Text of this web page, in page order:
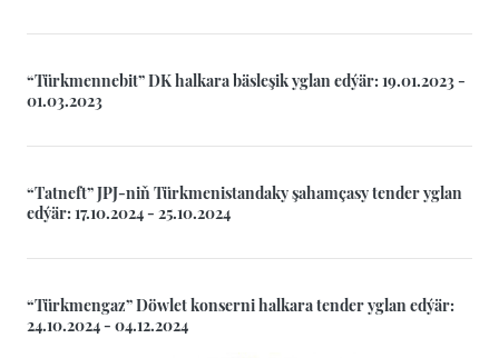
“Türkmennebit” DK halkara bäsleşik yglan edýär: 19.01.2023 -
01.03.2023
“Tatneft” JPJ-niň Türkmenistandaky şahamçasy tender yglan
edýär: 17.10.2024 - 25.10.2024
“Türkmengaz” Döwlet konserni halkara tender yglan edýär:
24.10.2024 - 04.12.2024